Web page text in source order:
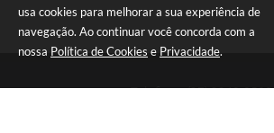
usa cookies para melhorar a sua experiência de
navegação. Ao continuar você concorda com a
nossa Política de Cookies e Privacidade.
Telefone: (37) 3249-9500